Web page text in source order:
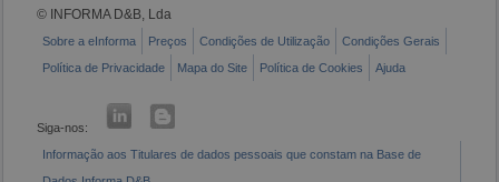
© INFORMA D&B, Lda
Sobre a eInforma Preços Condições de Utilização
Condições Gerais
Política de Privacidade
Mapa do Site Política de Cookies Ajuda
Siga-nos:
Informação aos Titulares de dados pessoais que constam na Base de